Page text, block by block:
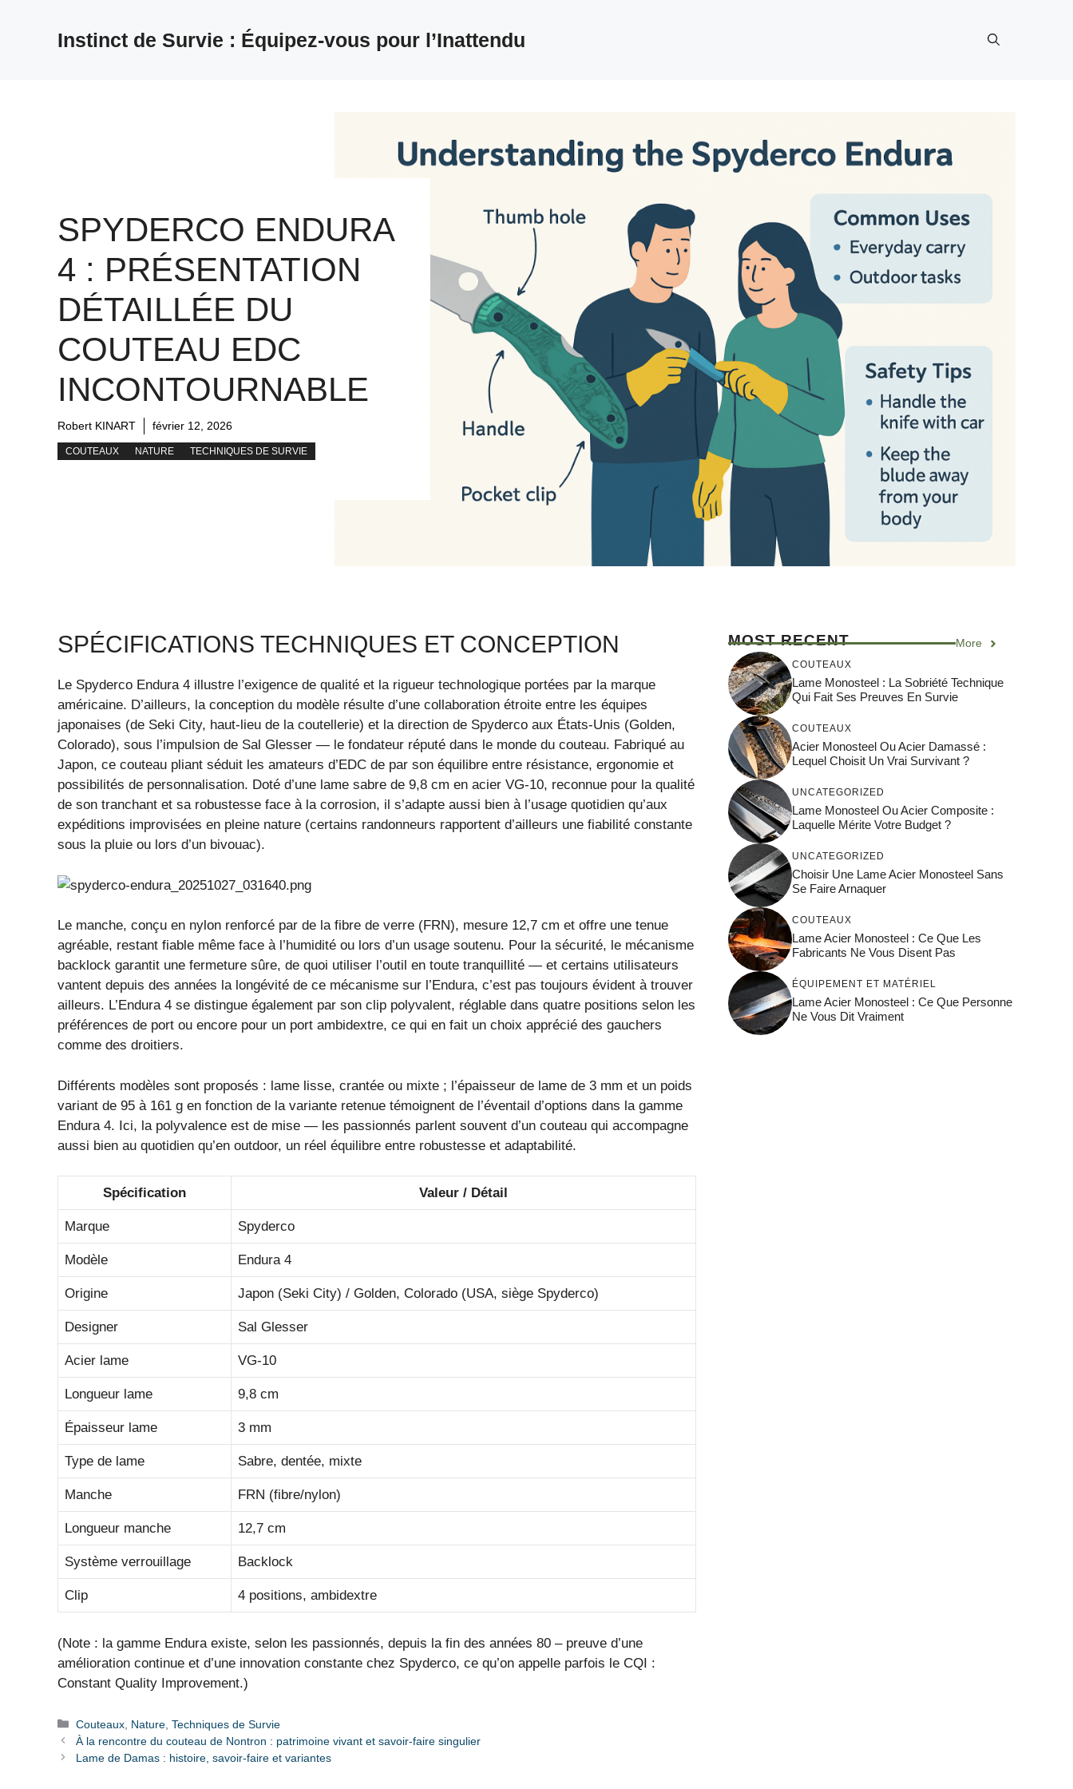
Instinct de Survie : Équipez-vous pour l’Inattendu
SPYDERCO ENDURA
4 : PRÉSENTATION
DÉTAILLÉE DU
COUTEAU EDC
INCONTOURNABLE
Robert KINART février 12, 2026
COUTEAUX NATURE TECHNIQUES DE SURVIE
SPÉCIFICATIONS TECHNIQUES ET CONCEPTION
Le Spyderco Endura 4 illustre l’exigence de qualité et la rigueur technologique portées par la marque
américaine. D’ailleurs, la conception du modèle résulte d’une collaboration étroite entre les équipes
japonaises (de Seki City, haut-lieu de la coutellerie) et la direction de Spyderco aux États-Unis (Golden,
Colorado), sous l’impulsion de Sal Glesser — le fondateur réputé dans le monde du couteau. Fabriqué au
Japon, ce couteau pliant séduit les amateurs d’EDC de par son équilibre entre résistance, ergonomie et
possibilités de personnalisation. Doté d’une lame sabre de 9,8 cm en acier VG-10, reconnue pour la qualité
de son tranchant et sa robustesse face à la corrosion, il s’adapte aussi bien à l’usage quotidien qu’aux
expéditions improvisées en pleine nature (certains randonneurs rapportent d’ailleurs une fiabilité constante
sous la pluie ou lors d’un bivouac).
Le manche, conçu en nylon renforcé par de la fibre de verre (FRN), mesure 12,7 cm et offre une tenue
agréable, restant fiable même face à l’humidité ou lors d’un usage soutenu. Pour la sécurité, le mécanisme
backlock garantit une fermeture sûre, de quoi utiliser l’outil en toute tranquillité — et certains utilisateurs
vantent depuis des années la longévité de ce mécanisme sur l’Endura, c’est pas toujours évident à trouver
ailleurs. L’Endura 4 se distingue également par son clip polyvalent, réglable dans quatre positions selon les
préférences de port ou encore pour un port ambidextre, ce qui en fait un choix apprécié des gauchers
comme des droitiers.
Différents modèles sont proposés : lame lisse, crantée ou mixte ; l’épaisseur de lame de 3 mm et un poids
variant de 95 à 161 g en fonction de la variante retenue témoignent de l’éventail d’options dans la gamme
Endura 4. Ici, la polyvalence est de mise — les passionnés parlent souvent d’un couteau qui accompagne
aussi bien au quotidien qu’en outdoor, un réel équilibre entre robustesse et adaptabilité.
Spécification Valeur / Détail
Marque Spyderco
Modèle Endura 4
Origine Japon (Seki City) / Golden, Colorado (USA, siège Spyderco)
Designer Sal Glesser
Acier lame VG-10
Longueur lame 9,8 cm
Épaisseur lame 3 mm
Type de lame Sabre, dentée, mixte
Manche FRN (fibre/nylon)
Longueur manche 12,7 cm
Système verrouillage Backlock
Clip 4 positions, ambidextre
(Note : la gamme Endura existe, selon les passionnés, depuis la fin des années 80 – preuve d’une
amélioration continue et d’une innovation constante chez Spyderco, ce qu’on appelle parfois le CQI :
Constant Quality Improvement.)
Catégories
Couteaux Nature ,Techniques de Survie
À la rencontre du couteau de Nontron : patrimoine vivant et savoir-faire singulier
Lame de Damas : histoire, savoir-faire et variantes
MOST RECENT More
COUTEAUX
Lame Monosteel : La Sobriété Technique
Qui Fait Ses Preuves En Survie
COUTEAUX
Acier Monosteel Ou Acier Damassé :
Lequel Choisit Un Vrai Survivant ?
UNCATEGORIZED
Lame Monosteel Ou Acier Composite :
Laquelle Mérite Votre Budget ?
UNCATEGORIZED
Choisir Une Lame Acier Monosteel Sans
Se Faire Arnaquer
COUTEAUX
Lame Acier Monosteel : Ce Que Les
Fabricants Ne Vous Disent Pas
ÉQUIPEMENT ET MATÉRIEL
Lame Acier Monosteel : Ce Que Personne
Ne Vous Dit Vraiment